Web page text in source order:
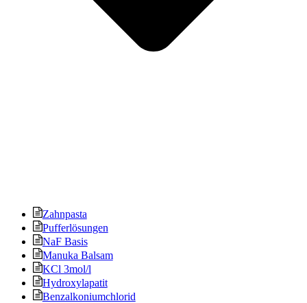
Zahnpasta
Pufferlösungen
NaF Basis
Manuka Balsam
KCl 3mol/l
Hydroxylapatit
Benzalkoniumchlorid